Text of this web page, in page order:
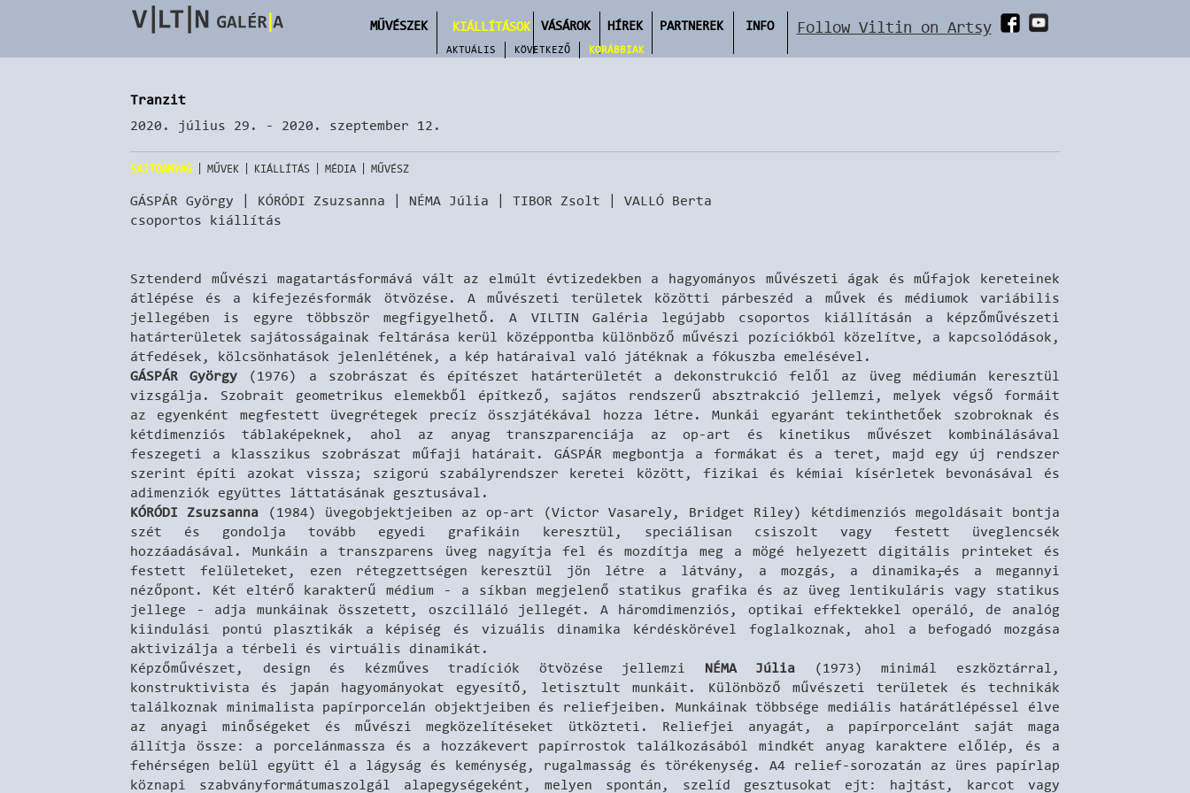
MŰVÉSZEK KIÁLLÍTÁSOK
AKTUÁLIS KÖVETKEZŐ KORÁBBIAK
VÁSÁROK HÍREK PARTNEREK INFO Follow Viltin on Artsy
Tranzit
2020. július 29. - 2020. szeptember 12.
SAJTÓANYAG MŰVEK KIÁLLÍTÁS MÉDIA MŰVÉSZ
GÁSPÁR György | KÓRÓDI Zsuzsanna | NÉMA Júlia | TIBOR Zsolt | VALLÓ Berta
csoportos kiállítás
Sztenderd művészi magatartásformává vált az elmúlt évtizedekben a hagyományos művészeti ágak és műfajok kereteinek
átlépése és a kifejezésformák ötvözése. A művészeti területek közötti párbeszéd a művek és médiumok variábilis
jellegében is egyre többször megfigyelhető. A VILTIN Galéria legújabb csoportos kiállításán a képzőművészeti
határterületek sajátosságainak feltárása kerül középpontba különböző művészi pozíciókból közelítve, a kapcsolódások,
átfedések, kölcsönhatások jelenlétének, a kép határaival való játéknak a fókuszba emelésével.
GÁSPÁR György (1976) a szobrászat és építészet határterületét a dekonstrukció felől az üveg médiumán keresztül
vizsgálja. Szobrait geometrikus elemekből építkező, sajátos rendszerű absztrakció jellemzi, melyek végső formáit
az egyenként megfestett üvegrétegek precíz összjátékával hozza létre. Munkái egyaránt tekinthetőek szobroknak és
kétdimenziós táblaképeknek, ahol az anyag transzparenciája az op-art és kinetikus művészet kombinálásával
feszegeti a klasszikus szobrászat műfaji határait. GÁSPÁR megbontja a formákat és a teret, majd egy új rendszer
szerint építi azokat vissza; szigorú szabályrendszer keretei között, fizikai és kémiai kísérletek bevonásával és
adimenziók együttes láttatásának gesztusával.
KÓRÓDI Zsuzsanna
(1984) üvegobjektjeiben az op-art (Victor Vasarely, Bridget Riley) kétdimenziós megoldásait bontja
szét és gondolja tovább egyedi grafikáin keresztül, speciálisan csiszolt vagy festett üveglencsék
hozzáadásával.Munkáin a transzparens üveg nagyítja fel és mozdítja meg a mögé helyezett digitális printeket és
festett felületeket, ezen rétegzettségen keresztül jön létre a látvány, a mozgás, a dinamika,és a megannyi
nézőpont. Két eltérő karakterű médium - a síkban megjelenő statikus grafika és az üveg lentikuláris vagy statikus
jellege - adja munkáinak összetett, oszcilláló jellegét. A háromdimenziós, optikai effektekkel operáló, de analóg
kiindulási pontú plasztikák a képiség és vizuális dinamika kérdéskörével foglalkoznak, ahol a befogadó mozgása
aktivizálja a térbeli és virtuális dinamikát.
Képzőművészet, design és kézműves tradíciók ötvözése jellemzi NÉMA Júlia
(1973) minimál eszköztárral,
konstruktivista és japán hagyományokat egyesítő, letisztult munkáit. Különböző művészeti területek és technikák
találkoznak minimalista papírporcelán objektjeiben és reliefjeiben. Munkáinak többsége mediális határátlépéssel élve
az anyagi minőségeket és művészi megközelítéseket ütközteti. Reliefjei anyagát, a papírporcelánt saját maga
állítja össze: a porcelánmassza és a hozzákevert papírrostok találkozásából mindkét anyag karaktere előlép, és a
fehérségen belül együtt él a lágyság és keménység, rugalmasság és törékenység. A4 relief-sorozatán az üres papírlap
köznapi szabványformátumaszolgál alapegységeként, melyen spontán, szelíd gesztusokat ejt: hajtást, karcot vagy